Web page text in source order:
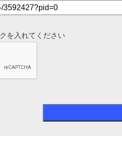
を入れてください